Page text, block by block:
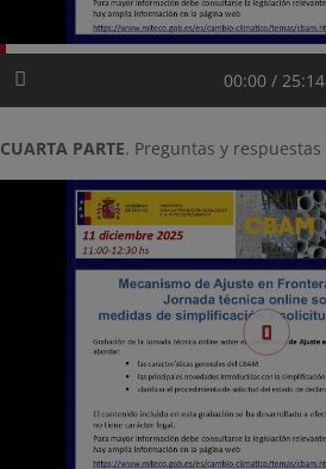
00:00 / 25:14
CUARTA PARTE. Preguntas y respuestas